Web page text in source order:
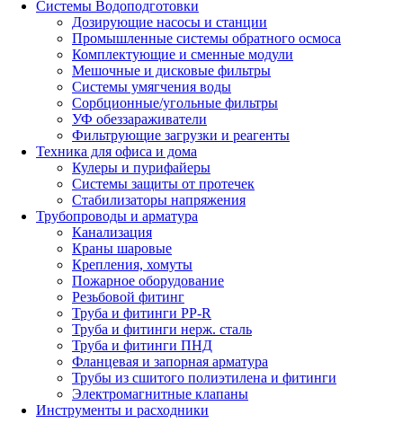
Системы Водоподготовки
Дозирующие насосы и станции
Промышленные системы обратного осмоса
Комплектующие и сменные модули
Мешочные и дисковые фильтры
Системы умягчения воды
Сорбционные/угольные фильтры
УФ обеззараживатели
Фильтрующие загрузки и реагенты
Техника для офиса и дома
Кулеры и пурифайеры
Системы защиты от протечек
Стабилизаторы напряжения
Трубопроводы и арматура
Канализация
Краны шаровые
Крепления, хомуты
Пожарное оборудование
Резьбовой фитинг
Труба и фитинги PP-R
Труба и фитинги нерж. сталь
Труба и фитинги ПНД
Фланцевая и запорная арматура
Трубы из сшитого полиэтилена и фитинги
Электромагнитные клапаны
Инструменты и расходники